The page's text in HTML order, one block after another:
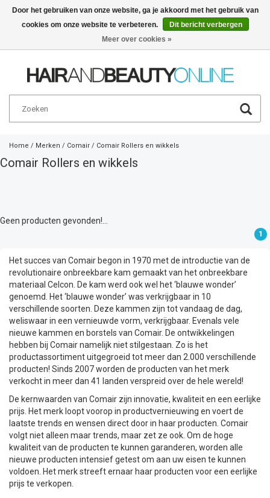
Nederlands €
Home / Merken / Comair / Comair Rollers en wikkels
Comair Rollers en wikkels
Geen producten gevonden!...
1
Het succes van Comair begon in 1970 met de introductie van de
revolutionaire onbreekbare kam gemaakt van het onbreekbare
materiaal Celcon. De kam werd ook wel het ‘blauwe wonder’
genoemd. Het ‘blauwe wonder’ was verkrijgbaar in 10
verschillende soorten. Deze kammen zijn tot vandaag de dag,
weliswaar in een vernieuwde vorm, verkrijgbaar. Evenals vele
nieuwe kammen en borstels van Comair. De ontwikkelingen
hebben bij Comair namelijk niet stilgestaan. Zo is het
productassortiment uitgegroeid tot meer dan 2.000 verschillende
producten! Sinds 2007 worden de producten van het merk
verkocht in meer dan 41 landen verspreid over de hele wereld!
De kernwaarden van Comair zijn innovatie, kwaliteit en een eerlijke
prijs. Het merk loopt voorop in productvernieuwing en voert de
laatste trends en wensen direct door in haar producten. Comair
volgt niet alleen maar trends, maar zet ze ook. Om de hoge
kwaliteit van de producten te kunnen garanderen, worden alle
nieuwe producten intensief getest om aan uw eisen te kunnen
voldoen. Het merk streeft ernaar haar producten voor een eerlijke
prijs te verkopen.
Door het gebruiken van onze website, ga je akkoord met het gebruik van
cookies om onze website te verbeteren.
Dit bericht verbergen
Meer over cookies »